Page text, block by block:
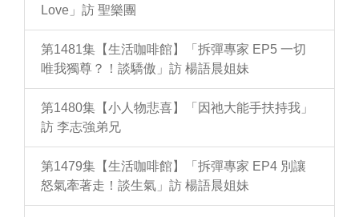
Love」訪 聖樂團
第1481集【生活咖啡館】「拆彈專家 EP5 一切
唯我獨尊？！談驕傲」訪 楊語晨姐妹
第1480集【小人物悲喜】「因祂大能手扶持我」
訪 李志強弟兄
第1479集【生活咖啡館】「拆彈專家 EP4 別讓
怒氣牽著走！談生氣」訪 楊語晨姐妹